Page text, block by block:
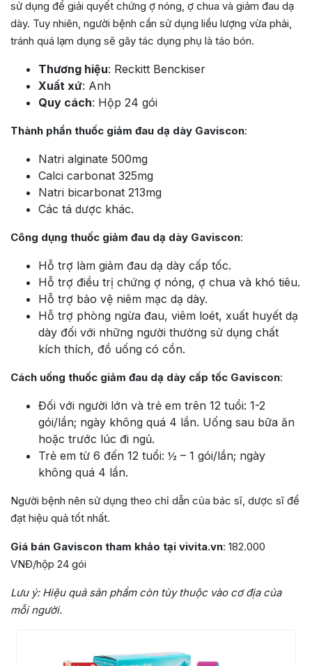
sử dụng để giải quyết chứng ợ nóng, ợ chua và giảm đau dạ
dày. Tuy nhiên, người bệnh cần sử dụng liều lượng vừa phải,
tránh quá lạm dụng sẽ gây tác dụng phụ là táo bón.
Thương hiệu: Reckitt Benckiser
Xuất xứ: Anh
Quy cách: Hộp 24 gói
Thành phần thuốc giảm đau dạ dày Gaviscon:
Natri alginate 500mg
Calci carbonat 325mg
Natri bicarbonat 213mg
Các tá dược khác.
Công dụng thuốc giảm đau dạ dày Gaviscon:
Hỗ trợ làm giảm đau dạ dày cấp tốc.
Hỗ trợ điều trị chứng ợ nóng, ợ chua và khó tiêu.
Hỗ trợ bảo vệ niêm mạc dạ dày.
Hỗ trợ phòng ngừa đau, viêm loét, xuất huyết dạ
dày đối với những người thường sử dụng chất
kích thích, đồ uống có cồn.
Cách uống thuốc giảm đau dạ dày cấp tốc Gaviscon:
Đối với người lớn và trẻ em trên 12 tuổi: 1-2
gói/lần; ngày không quá 4 lần. Uống sau bữa ăn
hoặc trước lúc đi ngủ.
Trẻ em từ 6 đến 12 tuổi: ½ – 1 gói/lần; ngày
không quá 4 lần.
Người bệnh nên sử dụng theo chỉ dẫn của bác sĩ, dược sĩ để
đạt hiệu quả tốt nhất.
Giá bán Gaviscon tham khảo tại vivita.vn: 182.000
VNĐ/hộp 24 gói
Lưu ý: Hiệu quả sản phẩm còn tùy thuộc vào cơ địa của
mỗi người.